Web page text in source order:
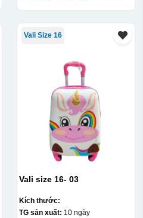
Vali Size 16
Vali size 16- 03
Kích thước:
TG sản xuất: 10 ngày